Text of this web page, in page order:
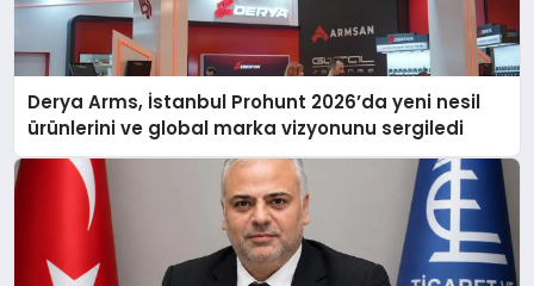
Derya Arms, İstanbul Prohunt 2026’da yeni nesil
ürünlerini ve global marka vizyonunu sergiledi